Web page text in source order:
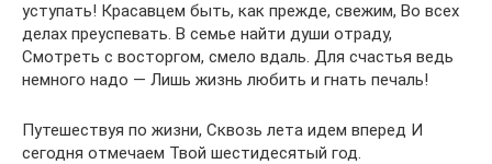
уступать! Красавцем быть, как прежде, свежим, Во всех
делах преуспевать. В семье найти души отраду,
Смотреть с восторгом, смело вдаль. Для счастья ведь
немного надо — Лишь жизнь любить и гнать печаль!
Путешествуя по жизни, Сквозь лета идем вперед И
сегодня отмечаем Твой шестидесятый год.